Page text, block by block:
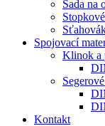
Sada na
Spojovací
Klinok a
Kontakt